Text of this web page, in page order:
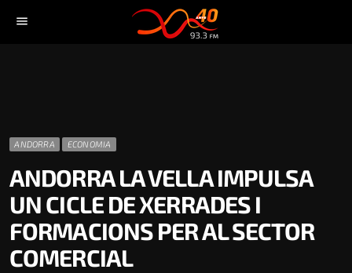
menu
ANDORRA ECONOMIA
ANDORRA LA VELLA IMPULSA
UN CICLE DE XERRADES I
FORMACIONS PER AL SECTOR
COMERCIAL